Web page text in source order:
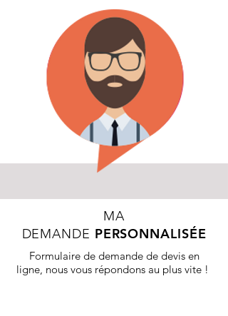
MA
DEMANDE PERSONNALISÉE
Formulaire de demande de devis en
ligne, nous vous répondons au plus vite !